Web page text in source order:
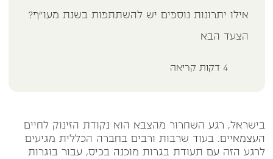
בישראל, רגע השחרור מהצבא הוא נקודת הזינוק לחיים
העצמאיים. בעוד שרבות ורבים בחברה הכללית מגיעים
לרגע הזה עם תעודת בגרות מוכנה בכיס, עבור בוגרות
אילו יתרונות נוספים יש להשתתפות בשנת מעו"ף?
הצעד הבא
4 דקות קריאה